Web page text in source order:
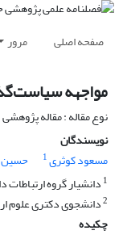
صفحه اصلی مرور
مواجهه
نوع مقاله : مقاله پژوهشی
نویسندگان
مسعود کوثری1 حسین
1دانشیار گروه ارتباطات
2دانشجوی دکتری علوم
چکیده